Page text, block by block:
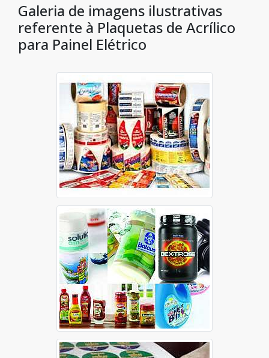
Galeria de imagens ilustrativas
referente à Plaquetas de Acrílico
para Painel Elétrico